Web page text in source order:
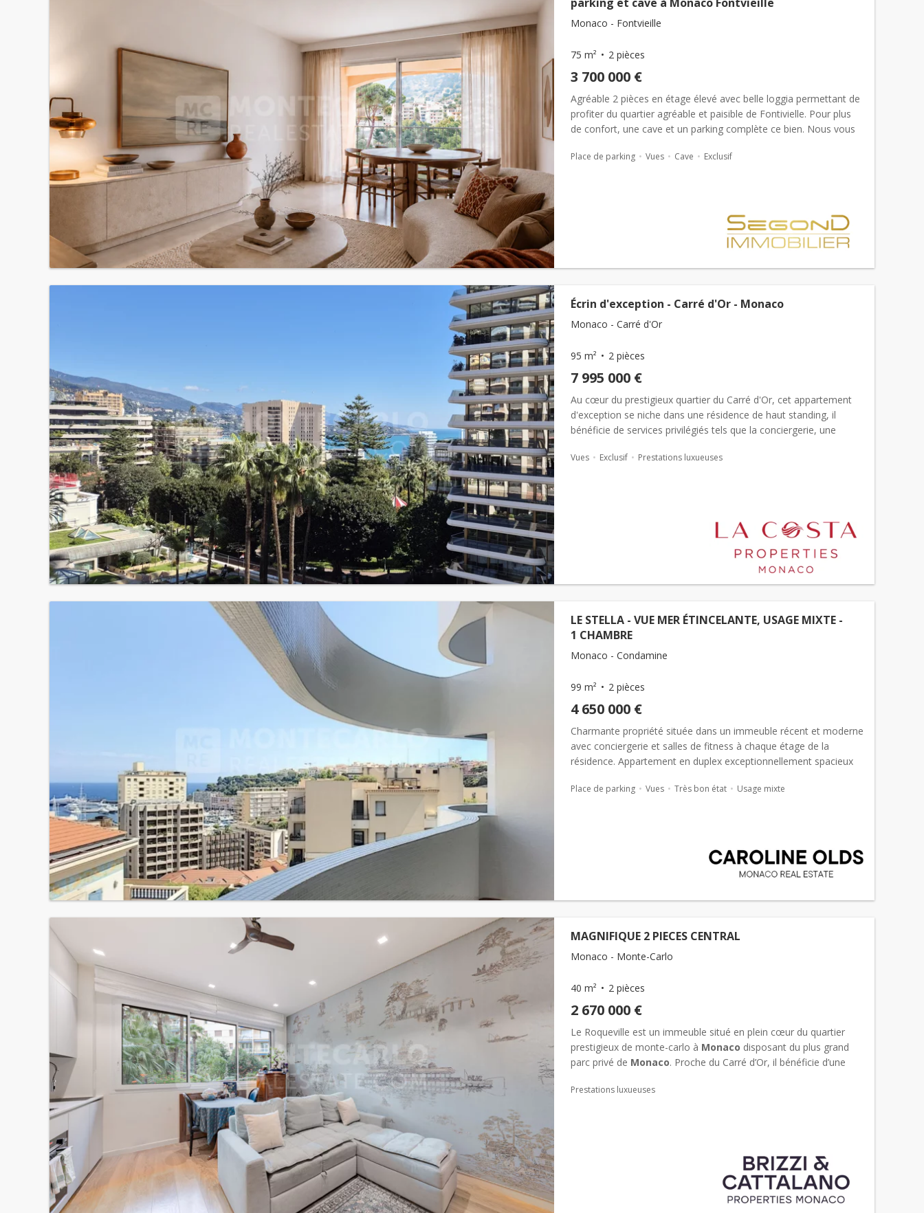
Monaco - Fontvieille
75 m² 2 pièces
3 700 000 €
Agréable 2 pièces en étage élevé avec belle loggia permettant de
profiter du quartier agréable et paisible de Fontivielle. Pour plus
de confort, une cave et un parking complète ce bien. Nous vous
Place de parking Vues Cave Exclusif
Écrin d'exception - Carré d'Or - Monaco
Monaco - Carré d'Or
95 m² 2 pièces
7 995 000 €
Au cœur du prestigieux quartier du Carré d'Or, cet appartement
d'exception se niche dans une résidence de haut standing, il
bénéficie de services privilégiés tels que la conciergerie, une
Vues Exclusif Prestations luxueuses
LE STELLA - VUE MER ÉTINCELANTE, USAGE MIXTE -
1 CHAMBRE
Monaco - Condamine
99 m² 2 pièces
4 650 000 €
Charmante propriété située dans un immeuble récent et moderne
avec conciergerie et salles de fitness à chaque étage de la
résidence. Appartement en duplex exceptionnellement spacieux
Place de parking Vues Très bon état Usage mixte
MAGNIFIQUE 2 PIECES CENTRAL
Monaco - Monte-Carlo
40 m² 2 pièces
2 670 000 €
Le Roqueville est un immeuble situé en plein cœur du quartier
prestigieux de monte-carlo à Monaco disposant du plus grand
parc privé de Monaco. Proche du Carré d’Or, il bénéficie d’une
Prestations luxueuses